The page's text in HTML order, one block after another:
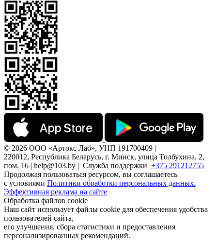
© 2026 ООО «Артокс Лаб», УНП 191700409 |
220012, Республика Беларусь, г. Минск, улица Толбухина, 2,
пом. 16 | help@103.by | Служба поддержки +375 291212755
Продолжая пользоваться ресурсом, вы соглашаетесь
с условиями Политики обработки персональных данных.
Эффективная реклама на сайте
Обработка файлов cookie
Наш сайт использует файлы cookie для обеспечения удобства
пользователей сайта,
его улучшения, сбора статистики и предоставления
персонализированных рекомендаций.